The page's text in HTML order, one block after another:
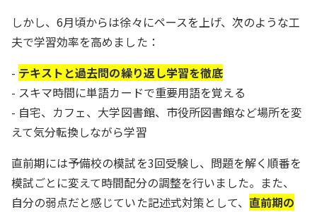
しかし、6月頃からは徐々にペースを上げ、次のような工
夫で学習効率を高めました：
- テキストと過去問の繰り返し学習を徹底
- スキマ時間に単語カードで重要用語を覚える
- 自宅、カフェ、大学図書館、市役所図書館など場所を変
えて気分転換しながら学習
直前期には予備校の模試を3回受験し、問題を解く順番を
模試ごとに変えて時間配分の調整を行いました。また、
自分の弱点だと感じていた記述式対策として、 直前期の